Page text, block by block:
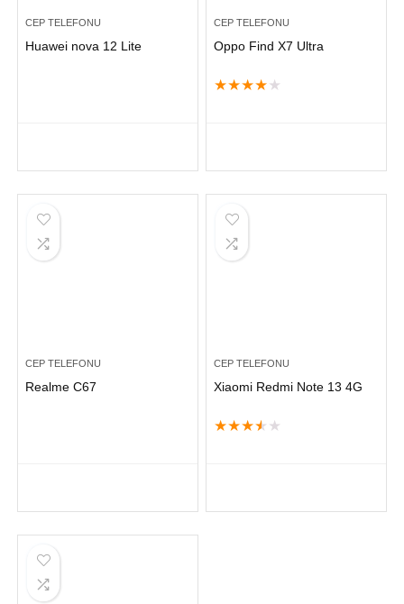
CEP TELEFONU
Huawei nova 12 Lite
CEP TELEFONU
Oppo Find X7 Ultra
★★★★ ★
CEP TELEFONU
Realme C67
CEP TELEFONU
Xiaomi Redmi Note 13 4G
★★★★ ★